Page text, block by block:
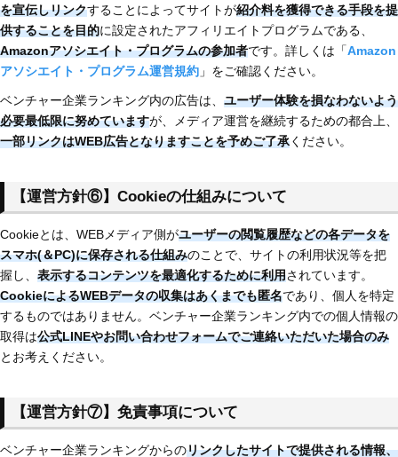
を宣伝しリンクすることによってサイトが紹介料を獲得できる手段を提
供することを目的に設定されたアフィリエイトプログラムである、
Amazonアソシエイト・プログラムの参加者です。詳しくは「Amazon
アソシエイト・プログラム運営規約 」をご確認ください。
ベンチャー企業ランキング内の広告は、 ユーザー体験を損なわないよう
必要最低限に努めていますが、メディア運営を継続するための都合上、
一部リンクはWEB広告となりますことを予めご了承ください。
【運営方針⑥】Cookieの仕組みについて
Cookieとは、WEBメディア側がユーザーの閲覧履歴などの各データを
スマホ(＆PC)に保存される仕組みのことで、サイトの利用状況等を把
握し、 表示するコンテンツを最適化するために利用されています。
CookieによるWEBデータの収集はあくまでも匿名であり、個人を特定
するものではありません。ベンチャー企業ランキング内での個人情報の
取得は公式LINEやお問い合わせフォームでご連絡いただいた場合のみ
とお考えください。
【運営方針⑦】免責事項について
ベンチャー企業ランキングからのリンクしたサイトで提供される情報、